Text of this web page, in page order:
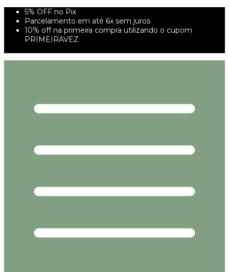
5% OFF no Pix
Parcelamento em até 6x sem juros
10% off na primeira compra utilizando o cupom
PRIMEIRAVEZ